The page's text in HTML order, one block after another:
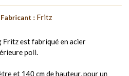
Fabricant : Fritz
Fritz est fabriqué en acier
poli.
et 140 cm de hauteur, pour un